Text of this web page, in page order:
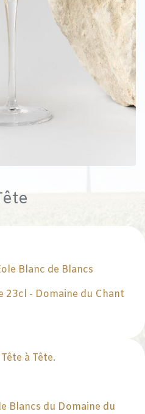
Blanc de Blancs
23cl - Domaine du Chant
à Tête.
Blancs du Domaine du